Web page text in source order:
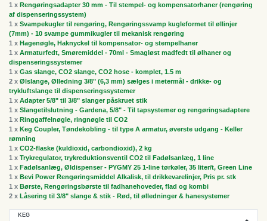
1 x Rengøringsadapter 30 mm - Til stempel- og kompensatorhaner (rengøring
af dispenseringssystem)
1 x Svampekugler til rengøring, Rengøringssvamp kugleformet til øllinjer
(7mm) - 10 svampe gummikugler til mekanisk rengøring
1 x Hagenøgle, Haknyckel til kompensator- og stempelhaner
1 x Armaturfedt, Smøremiddel - 70ml - Smagløst madfedt til ølhaner og
dispenseringssystemer
1 x Gas slange, CO2 slange, CO2 hose - komplet, 1.5 m
2 x Ølslange, Ølledning 3/8" (6,3 mm) sælges i metermål - drikke- og
trykluftslange til dispenseringssystemer
1 x Adapter 5/8" til 3/8" slanger påskruet stik
1 x Slangetilslutning - Gardena, 5/8" - Til tapsystemer og rengøringsadaptere
1 x Ringgaffelnøgle, ringnøgle til CO2
1 x Keg Coupler, Tøndekobling - til type A armatur, øverste udgang - Keller
rømning
1 x CO2-flaske (kuldioxid, carbondioxid), 2 kg
1 x Trykregulator, trykreduktionsventil CO2 til Fadølsanlæg, 1 line
1 x Fadølsanlæg, Øldispenser - PYGMY 25 1-line tørkøler, 35 liter/t, Green Line
1 x Bevi Power Rengøringsmiddel Alkalisk, til drikkevarelinjer, Pris pr. stk
1 x Børste, Rengøringsbørste til fadhanehoveder, flad og kombi
2 x Låsering til 3/8" slange & stik - Rød, til ølledninger & hanesystemer
KEG